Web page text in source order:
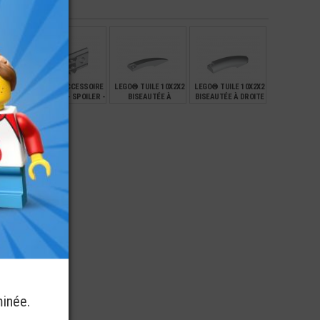
UNE
LEGO® ACCESSOIRE
VÉHICULE - SPOILER -
LAME CHASSE NEIGE
LEGO® TUILE 10X2X2
BISEAUTÉE À
LEGO® TUILE 10X2X2
BISEAUTÉE À DROITE